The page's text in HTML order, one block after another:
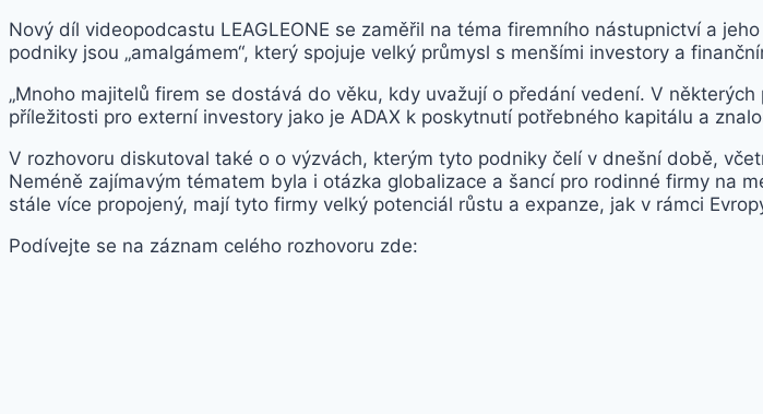
Nový díl videopodcastu LEAGLEONE se zaměřil na téma firemního nástupnictví a
podniky jsou „amalgámem“, který spojuje velký průmysl s menšími investory a
„Mnoho majitelů firem se dostává do věku, kdy uvažují o předání vedení. V
příležitosti pro externí investory jako je ADAX k poskytnutí potřebného kapitálu a
V rozhovoru diskutoval také o o výzvách, kterým tyto podniky čelí v dnešní době,
Neméně zajímavým tématem byla i otázka globalizace a šancí pro rodinné firmy na
stále více propojený, mají tyto firmy velký potenciál růstu a expanze, jak v rámci
Podívejte se na záznam celého rozhovoru zde: